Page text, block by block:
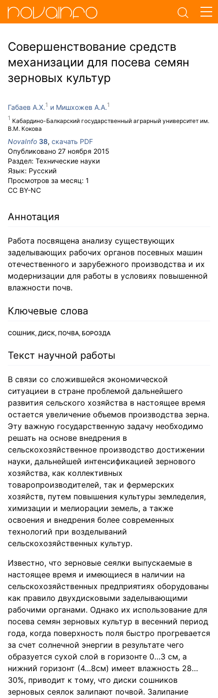
Совершенствование средств
механизации для посева семян
зерновых культур
Габаев А.Х.
Кабардино-Балкарский государственный аграрный университет им.
В.М. Кокова
Мишхожев А.А.
NovaInfo 38, скачать PDF
Опубликовано 27 ноября 2015
Раздел: Технические науки
Язык: Русский
Просмотров за месяц: 1
CC BY-NC
Аннотация
Работа посвящена анализу существующих
заделывающих рабочих органов посевных машин
отечественного и зарубежного производства и их
модернизации для работы в условиях повышенной
влажности почв.
Ключевые слова
СОШНИК, ДИСК, ПОЧВА, БОРОЗДА
Текст научной работы
В связи со сложившейся экономической
ситуациеи в стране проблемой дальнейшего
развития сельского хозяйства в настоящее время
остается увеличение объемов производства зерна.
Эту важную государственную задачу необходимо
решать на основе внедрения в
сельскохозяйственное производство достижении
науки, дальнейшей интенсификацией зернового
хозяйства, как коллективных
товаропроизводителей, так и фермерских
хозяйств, путем повышения культуры земледелия,
химизации и мелиорации земель, а также
освоения и внедрения более современных
технологий при возделываний
сельскохозяйственных культур.
Известно, что зерновые сеялки выпускаемые в
настоящее время и имеющиеся в наличии на
сельскохозяйственных предприятиях оборудованы
как правило двухдисковыми заделывающими
рабочими органами. Однако их использование для
посева семян зерновых культур в весенний период
года, когда поверхность поля быстро прогревается
за счет солнечной энергии в результате чего
образуется сухой слой в горизонте 0…3 см, а
нижний горизонт (4…8см) имеет влажность 28…
30%, приводит к тому, что диски сошников
зерновых сеялок залипают почвой. Залипание